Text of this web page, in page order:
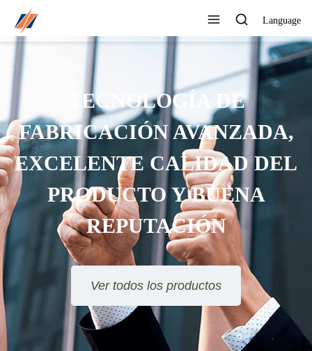
Language